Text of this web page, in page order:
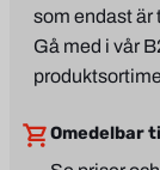
som endast är
Gå med i vår
Omedelbar